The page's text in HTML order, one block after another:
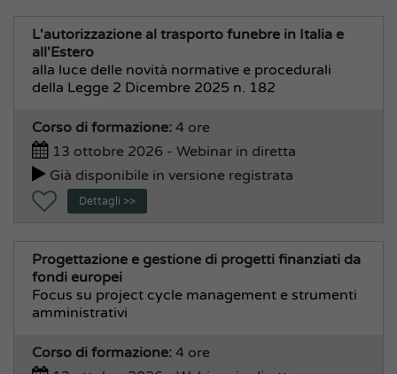
L'autorizzazione al trasporto funebre in Italia e
all'Estero
alla luce delle novità normative e procedurali
della Legge 2 Dicembre 2025 n. 182
Corso di formazione: 4 ore
13 ottobre 2026 - Webinar in diretta
Già disponibile in versione registrata
Dettagli >>
Progettazione e gestione di progetti finanziati da
fondi europei
Focus su project cycle management e strumenti
amministrativi
Corso di formazione: 4 ore